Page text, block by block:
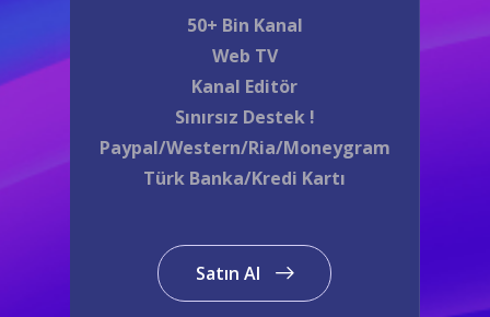
50+ Bin Kanal
Web TV
Kanal Editör
Sınırsız Destek !
Paypal/Western/Ria/Moneygram
Türk Banka/Kredi Kartı
Satın Al